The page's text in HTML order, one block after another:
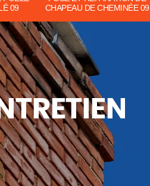
09
CHAPEAU DE CHEMINÉE 09